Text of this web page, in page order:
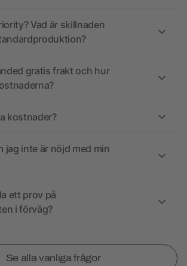
Vad är skillnaden
gratis frakt och hur
kostnader?
jag inte är nöjd med min
ett prov på
i förväg?
Se alla vanliga frågor